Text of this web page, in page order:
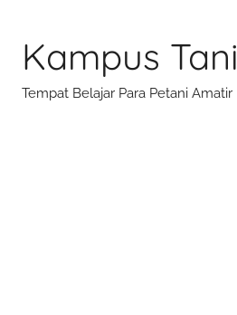
content
Kampus Tani
Tempat Belajar Para Petani Amatir